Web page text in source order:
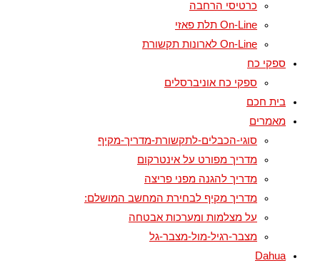
כרטיסי הרחבה
On-Line תלת פאזי
On-Line לארונות תקשורת
ספקי כח
ספקי כח אוניברסלים
בית חכם
מאמרים
סוגי-הכבלים-לתקשורת-מדריך-מקיף
מדריך מפורט על אינטרקום
מדריך להגנה מפני פריצה
מדריך מקיף לבחירת המחשב המושלם:
על מצלמות ומערכות אבטחה
מצבר-רגיל-מול-מצבר-גל
Dahua